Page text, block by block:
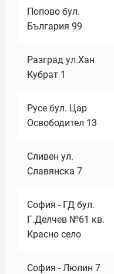
Попово бул.
България 99
Разград ул.Хан
Кубрат 1
Русе бул. Цар
Освободител 13
Сливен ул.
Славянска 7
София - ГД бул.
Г.Делчев №61 кв.
Красно село
София - Люлин 7